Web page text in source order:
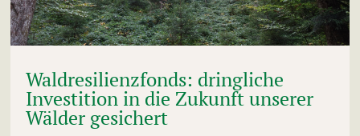
Waldresilienzfonds: dringliche
Investition in die Zukunft unserer
Wälder gesichert